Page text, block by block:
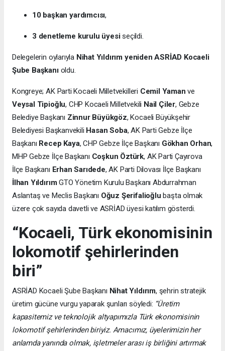
10 başkan yardımcısı,
3 denetleme kurulu üyesiseçildi.
Delegelerin oylarıyla Nihat Yıldırım yeniden ASRİAD Kocaeli
Şube Başkanıoldu.
Kongreye; AK Parti Kocaeli Milletvekilleri Cemil Yaman ve
Veysal Tipioğlu, CHP Kocaeli Milletvekili Nail Çiler, Gebze
Belediye Başkanı Zinnur Büyükgöz, Kocaeli Büyükşehir
Belediyesi Başkanvekili Hasan Soba, AK Parti Gebze İlçe
Başkanı Recep Kaya, CHP Gebze İlçe Başkanı Gökhan Orhan,
MHP Gebze İlçe Başkanı Coşkun Öztürk, AK Parti Çayırova
İlçe Başkanı Erhan Sarıdede, AK Parti Dilovası İlçe Başkanı
İlhan YıldırımGTO Yönetim Kurulu Başkanı Abdurrahman
Aslantaş ve Meclis Başkanı Oğuz Şerifalioğlu başta olmak
üzere çok sayıda davetli ve ASRİAD üyesi katılım gösterdi.
“Kocaeli, Türk ekonomisinin
lokomotif şehirlerinden
biri”
ASRİAD Kocaeli Şube Başkanı Nihat Yıldırım, şehrin stratejik
üretim gücüne vurgu yaparak şunları söyledi: “Üretim
kapasitemiz ve teknolojik altyapımızla Türk ekonomisinin
lokomotif şehirlerinden biriyiz. Amacımız, üyelerimizin her
anlamda yanında olmak, işletmeler arası iş birliğini artırmak